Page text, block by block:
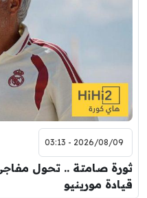
2026/08/09 - 03:13
ثورة صامتة .. تحول
قيادة مورينيو